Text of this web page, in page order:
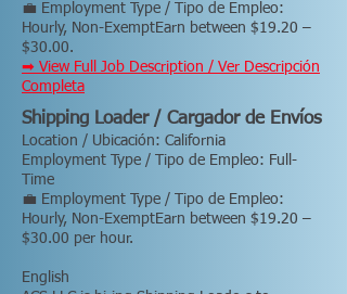
💼 Employment Type / Tipo de Empleo:
Hourly, Non-ExemptEarn between $19.20 –
$30.00.
➡ View Full Job Description / Ver Descripción
Completa
Shipping Loader / Cargador de Envíos
Location / Ubicación: California
Employment Type / Tipo de Empleo: Full-
Time
💼 Employment Type / Tipo de Empleo:
Hourly, Non-ExemptEarn between $19.20 –
$30.00 per hour.
English